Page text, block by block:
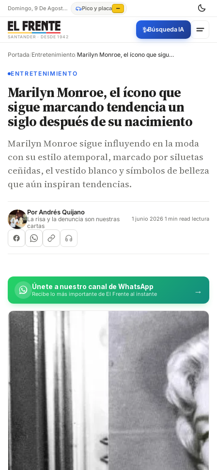
Domingo, 9 De Agosto De 2026 Pico y placa —
SANTANDER · DESDE 1942
✨Búsqueda IA
Portada/Entretenimiento/ Marilyn Monroe, el ícono que sigue marcando tendencia un siglo después de su nacimiento
ENTRETENIMIENTO
Marilyn Monroe, el ícono que
sigue marcando tendencia un
siglo después de su nacimiento
Marilyn Monroe sigue influyendo en la moda
con su estilo atemporal, marcado por siluetas
ceñidas, el vestido blanco y símbolos de belleza
que aún inspiran tendencias.
PorAndrés Quijano
La risa y la denuncia son nuestras
cartas
1 junio 2026·1 min read lectura
Únete a nuestro canal de WhatsApp
Recibe lo más importante de El Frente al instante →